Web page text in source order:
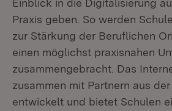
Einblick in die Digitalisierung
Praxis geben. So werden
zur Stärkung der Beruflichen
einen möglichst praxisnahen
zusammengebracht. Das
zusammen mit Partnern aus
entwickelt und bietet Schulen